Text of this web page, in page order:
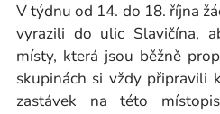
V týdnu od 14. do 18. října
vyrazili do ulic Slavičína,
místy, která jsou běžně
skupinách si vždy připravili
zastávek na této